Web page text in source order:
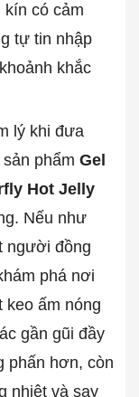
kín có cảm
tự tin nhập
khắc
lý khi đưa
phẩm Gel
Hot Jelly
Nếu như
người đồng
phá nơi
keo ấm nóng
gần gũi đầy
phấn hơn, còn
nhiệt và say